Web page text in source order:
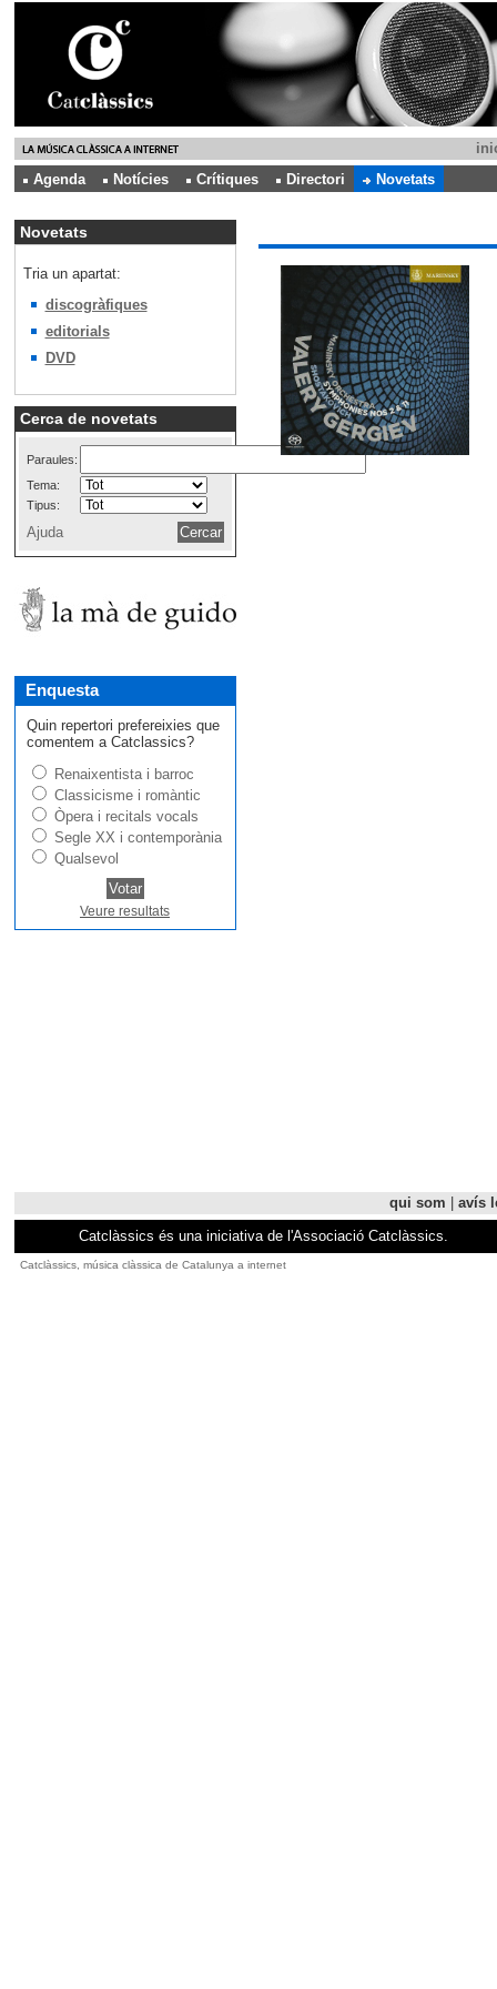
Agenda
Notícies Crítiques Directori Novetats
Novetats
Tria un apartat:
discogràfiques
editorials
DVD
Cerca de novetats
Paraules:
Tema:
Tipus:
Ajuda
Enquesta
Quin repertori prefereixies que
comentem a Catclassics?
Renaixentista i barroc
Classicisme i romàntic
Òpera i recitals vocals
Segle XX i contemporània
Qualsevol
Veure resultats
qui som | avís
Catclàssics és una iniciativa de l'Associació Catclàssics.
Catclàssics, música clàssica de Catalunya a internet